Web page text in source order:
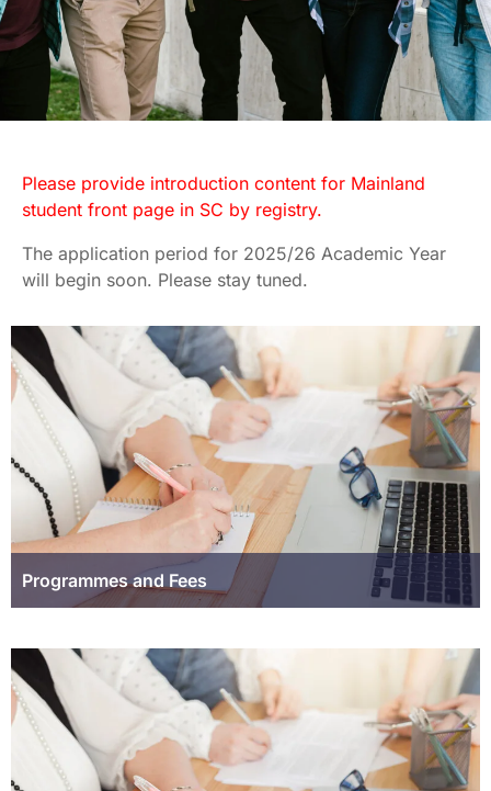
Students Admission
Please provide introduction content for Mainland
student front page in SC by registry.
The application period for 2025/26 Academic Year
will begin soon. Please stay tuned.
Programmes and Fees